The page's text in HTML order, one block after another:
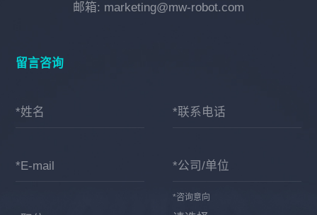
邮箱: marketing@mw-robot.com
留言咨询
*姓名 *联系电话
*E-mail *公司/单位
*咨询意向